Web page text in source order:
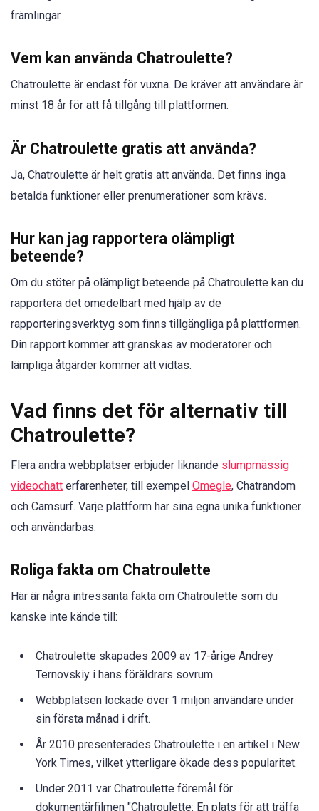
främlingar.
Vem kan använda Chatroulette?
Chatroulette är endast för vuxna. De kräver att användare är
minst 18 år för att få tillgång till plattformen.
Är Chatroulette gratis att använda?
Ja, Chatroulette är helt gratis att använda. Det finns inga
betalda funktioner eller prenumerationer som krävs.
Hur kan jag rapportera olämpligt
beteende?
Om du stöter på olämpligt beteende på Chatroulette kan du
rapportera det omedelbart med hjälp av de
rapporteringsverktyg som finns tillgängliga på plattformen.
Din rapport kommer att granskas av moderatorer och
lämpliga åtgärder kommer att vidtas.
Vad finns det för alternativ till
Chatroulette?
Flera andra webbplatser erbjuder liknande slumpmässig
videochatt erfarenheter, till exempel Omegle, Chatrandom
och Camsurf. Varje plattform har sina egna unika funktioner
och användarbas.
Roliga fakta om Chatroulette
Här är några intressanta fakta om Chatroulette som du
kanske inte kände till:
Chatroulette skapades 2009 av 17-årige Andrey
Ternovskiy i hans föräldrars sovrum.
Webbplatsen lockade över 1 miljon användare under
sin första månad i drift.
År 2010 presenterades Chatroulette i en artikel i New
York Times, vilket ytterligare ökade dess popularitet.
Under 2011 var Chatroulette föremål för
dokumentärfilmen "Chatroulette: En plats för att träffa